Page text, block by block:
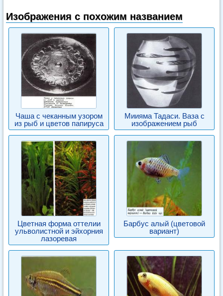
Изображения с похожим названием
Чаша с чеканным узором
из рыб и цветов папируса
Миияма Тадаси. Ваза с
изображением рыб
Цветная форма оттелии
ульволистной и эйхорния
лазоревая
Барбус алый (цветовой
вариант)